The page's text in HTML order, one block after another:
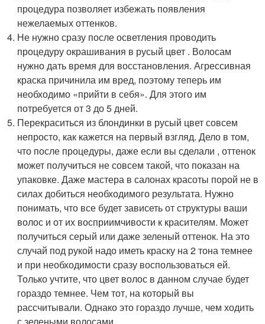
процедура позволяет избежать появления
нежелаемых оттенков.
Не нужно сразу после осветления проводить
процедуру окрашивания в русый цвет . Волосам
нужно дать время для восстановления. Агрессивная
краска причинила им вред, поэтому теперь им
необходимо «прийти в себя». Для этого им
потребуется от 3 до 5 дней.
Перекраситься из блондинки в русый цвет совсем
непросто, как кажется на первый взгляд. Дело в том,
что после процедуры, даже если вы сделали , оттенок
может получиться не совсем такой, что показан на
упаковке. Даже мастера в салонах красоты порой не в
силах добиться необходимого результата. Нужно
понимать, что все будет зависеть от структуры ваши
волос и от их восприимчивости к красителям. Может
получиться серый или даже зеленый оттенок. На это
случай под рукой надо иметь краску на 2 тона темнее
и при необходимости сразу воспользоваться ей.
Только учтите, что цвет волос в данном случае будет
гораздо темнее. Чем тот, на который вы
рассчитывали. Однако это гораздо лучше, чем ходить